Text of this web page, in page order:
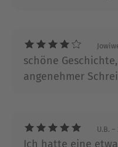
ihre Zeit zwischen
aufzuteilen, lebt
Carolina.
schöne
angenehmer
U.B. –
Ich hatte eine